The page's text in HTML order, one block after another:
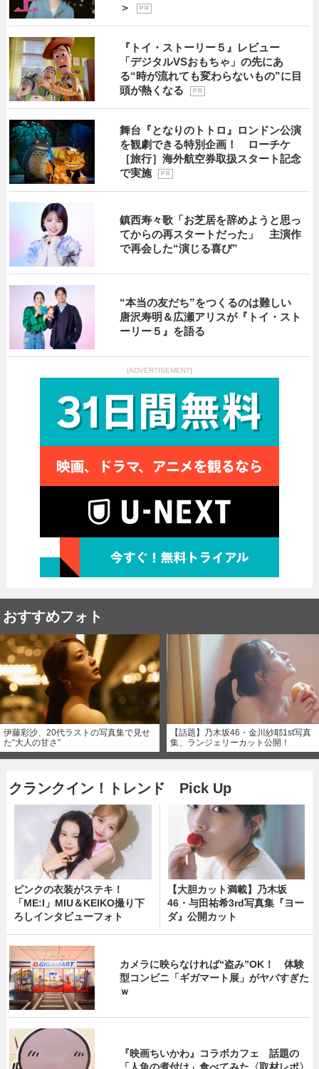
＞
P R
『トイ・ストーリー５』レビュー
「デジタルVSおもちゃ」の先にあ
る“時が流れても変わらないもの”に目
頭が熱くなる
P R
舞台『となりのトトロ』ロンドン公演
を観劇できる特別企画！ ローチケ
［旅行］海外航空券取扱スタート記念
で実施
P R
鎮西寿々歌「お芝居を辞めようと思っ
てからの再スタートだった」 主演作
で再会した“演じる喜び”
“本当の友だち”をつくるのは難しい
唐沢寿明＆広瀬アリスが『トイ・スト
ーリー５』を語る
[ADVERTISEMENT]
おすすめフォト
伊藤彩沙、20代ラストの写真集で見せ
た“大人の甘さ”
【話題】乃木坂46・金川紗耶1st写真
集、ランジェリーカット公開！
クランクイン！トレンド Pick Up
ピンクの衣装がステキ！
「ME:I」MIU＆KEIKO撮り下
ろしインタビューフォト
【大胆カット満載】乃木坂
46・与田祐希3rd写真集『ヨー
ダ』公開カット
カメラに映らなければ“盗み”OK！ 体験
型コンビニ「ギガマート展」がヤバすぎた
ｗ
『映画ちいかわ』コラボカフェ 話題の